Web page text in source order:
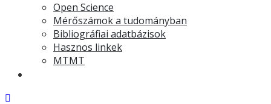
Open Science
Mérőszámok a tudományban
Bibliográfiai adatbázisok
Hasznos linkek
MTMT